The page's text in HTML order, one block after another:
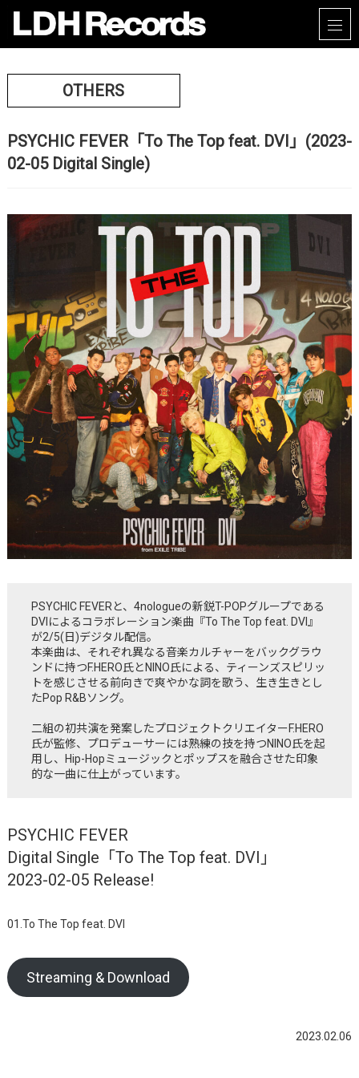
OTHERS
PSYCHIC FEVER「To The Top feat. DVI」(2023-
02-05 Digital Single)
PSYCHIC FEVERと、4nologueの新鋭T-POPグループである
DVIによるコラボレーション楽曲『To The Top feat. DVI』
が2/5(日)デジタル配信。
本楽曲は、それぞれ異なる音楽カルチャーをバックグラウ
ンドに持つF.HERO氏とNINO氏による、ティーンズスピリッ
トを感じさせる前向きで爽やかな詞を歌う、生き生きとし
たPop R&Bソング。
二組の初共演を発案したプロジェクトクリエイターF.HERO
氏が監修、プロデューサーには熟練の技を持つNINO氏を起
用し、Hip-Hopミュージックとポップスを融合させた印象
的な一曲に仕上がっています。
PSYCHIC FEVER
Digital Single「To The Top feat. DVI」
2023-02-05 Release!
01.To The Top feat. DVI
Streaming & Download
2023.02.06